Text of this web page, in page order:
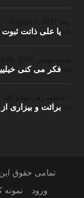
یا علی ذاتت
فکر می کنی
برائت و بیزاری
تمامی حقوق
ورود
نمونه